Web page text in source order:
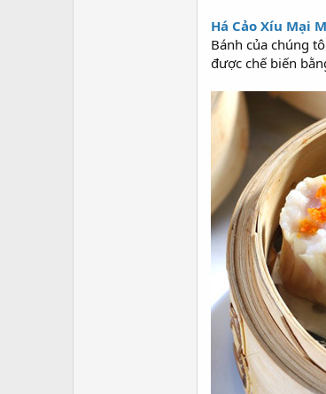
Há Cảo Xíu Mại
Bánh của chúng
được chế biến